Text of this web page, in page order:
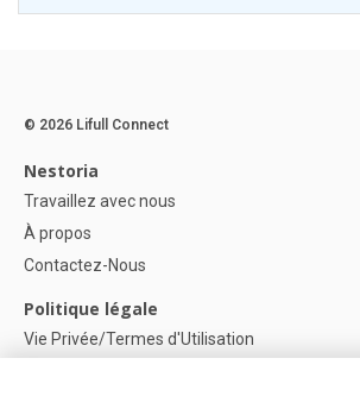
© 2026 Lifull Connect
Nestoria
Travaillez avec nous
À propos
Contactez-Nous
Politique légale
Vie Privée/Termes d'Utilisation